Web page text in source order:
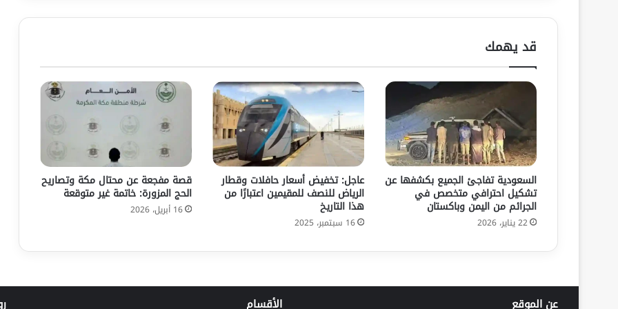
قد يهمك
السعودية تفاجئ الجميع بكشفها عن
تشكيل احترافي متخصص في
الجرائم من اليمن وباكستان
22 يناير، 2026
عاجل: تخفيض أسعار حافلات وقطار
الرياض للنصف للمقيمين اعتبارًا من
هذا التاريخ
16 سبتمبر، 2025
قصة مفجعة عن محتال مكة وتصاريح
الحج المزورة: خاتمة غير متوقعة
16 أبريل، 2026
عن الموقع الأقسام